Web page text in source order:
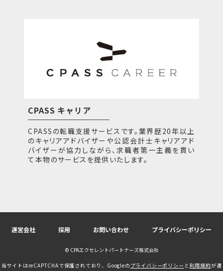
CPASS キャリア
CPASSの転職支援サービスです。業界歴20年以上
のキャリアアドバイザーや公認会計士キャリアアド
バイザーが協力しながら、求職者第一主義を貫い
て本物のサービスを提供いたします。
運営会社 採用 お問い合わせ プライバシーポリシー
© CPAエクセレントパートナーズ株式会社
当サイトはreCAPTCHAで保護されており、Googleの プライバシーポリシー と利用規約が適